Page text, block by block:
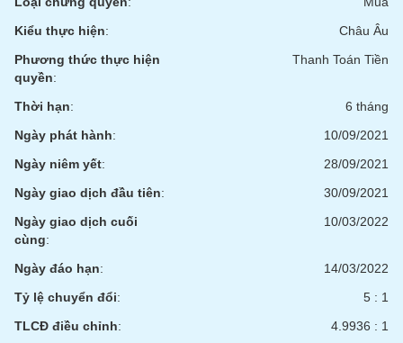
Hồ
sơ
nghiệp
tức
sự
liệu
Tâm
thị
trường
Kiểu thực hiện:
Châu Âu
Phương thức thực hiện
quyền:
Thanh Toán Tiền
Thời hạn:
6 tháng
Ngày phát hành:
10/09/2021
Ngày niêm yết:
28/09/2021
Ngày giao dịch đầu tiên:
30/09/2021
Ngày giao dịch cuối
cùng:
10/03/2022
Ngày đáo hạn:
14/03/2022
Tỷ lệ chuyển đổi:
5 : 1
TLCĐ điều chỉnh:
4.9936 : 1
VẬT
LIỆU
NGHIỆP
DÙNG
KHÔNG
YẾU